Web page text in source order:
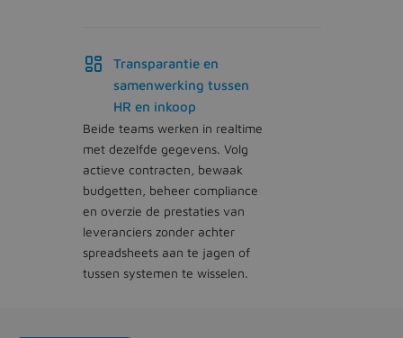
Transparantie en
samenwerking tussen
HR en inkoop
Beide teams werken in realtime
met dezelfde gegevens. Volg
actieve contracten, bewaak
budgetten, beheer compliance
en overzie de prestaties van
leveranciers zonder achter
spreadsheets aan te jagen of
tussen systemen te wisselen.